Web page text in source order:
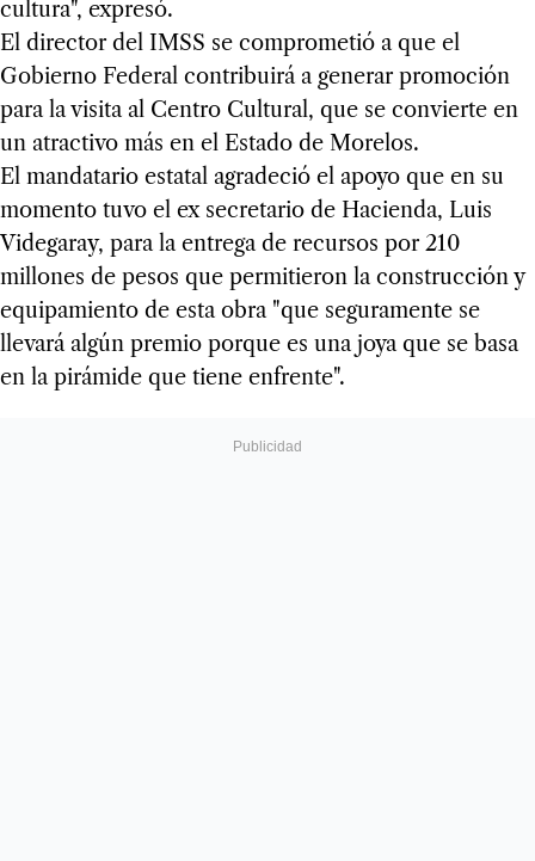
cultura", expresó.
El director del IMSS se comprometió a que el
Gobierno Federal contribuirá a generar promoción
para la visita al Centro Cultural, que se convierte en
un atractivo más en el Estado de Morelos.
El mandatario estatal agradeció el apoyo que en su
momento tuvo el ex secretario de Hacienda, Luis
Videgaray, para la entrega de recursos por 210
millones de pesos que permitieron la construcción y
equipamiento de esta obra "que seguramente se
llevará algún premio porque es una joya que se basa
en la pirámide que tiene enfrente".